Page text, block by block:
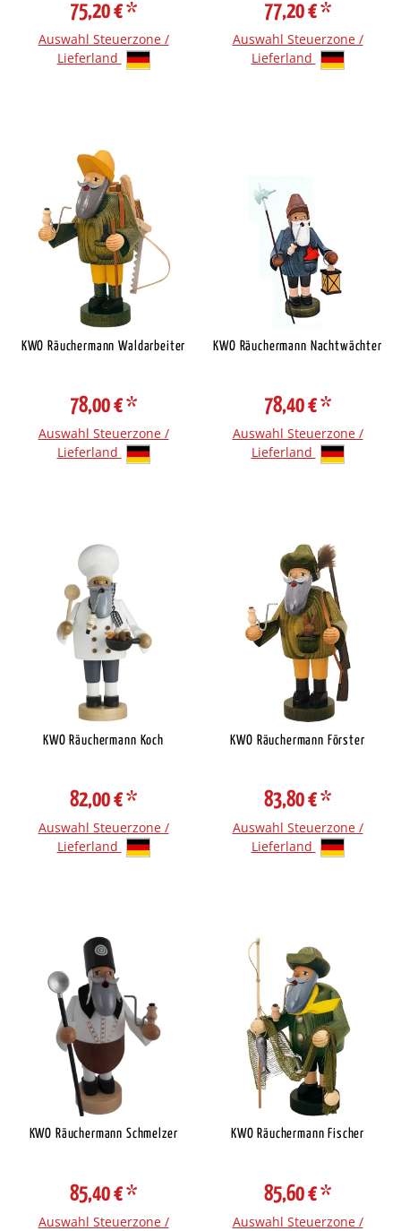
75,20 €*
Auswahl Steuerzone /
Lieferland
77,20 €*
Auswahl Steuerzone /
Lieferland
KWO Räuchermann Waldarbeiter
78,00 €*
Auswahl Steuerzone /
Lieferland
KWO Räuchermann Nachtwächter
78,40 €*
Auswahl Steuerzone /
Lieferland
KWO Räuchermann Koch
82,00 €*
Auswahl Steuerzone /
Lieferland
KWO Räuchermann Förster
83,80 €*
Auswahl Steuerzone /
Lieferland
KWO Räuchermann Schmelzer
85,40 €*
Auswahl Steuerzone /
KWO Räuchermann Fischer
85,60 €*
Auswahl Steuerzone /